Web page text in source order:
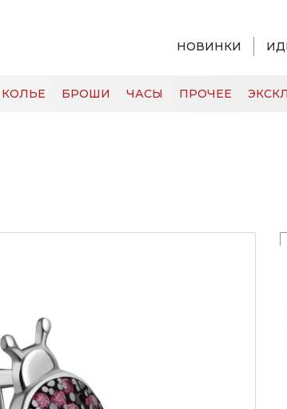
НОВИНКИ
КОЛЬЕ БРОШИ ЧАСЫ ПРОЧЕЕ